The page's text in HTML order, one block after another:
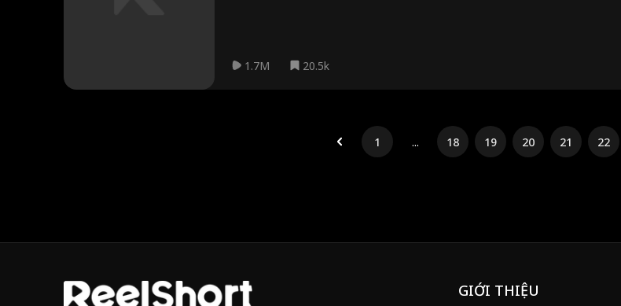
1.7M 20.5k
1 ... 18 19 20 21 22
GIỚI THIỆU